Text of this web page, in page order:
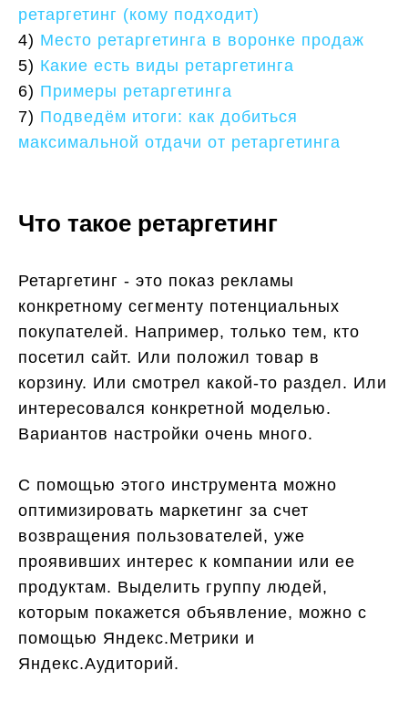
ретаргетинг (кому подходит)
4) Место ретаргетинга в воронке продаж
5) Какие есть виды ретаргетинга
6) Примеры ретаргетинга
7) Подведём итоги: как добиться
максимальной отдачи от ретаргетинга
Что такое ретаргетинг
Ретаргетинг - это показ рекламы
конкретному сегменту потенциальных
покупателей. Например, только тем, кто
посетил сайт. Или положил товар в
корзину. Или смотрел какой-то раздел. Или
интересовался конкретной моделью.
Вариантов настройки очень много.
С помощью этого инструмента можно
оптимизировать маркетинг за счет
возвращения пользователей, уже
проявивших интерес к компании или ее
продуктам. Выделить группу людей,
которым покажется объявление, можно с
помощью Яндекс.Метрики и
Яндекс.Аудиторий.